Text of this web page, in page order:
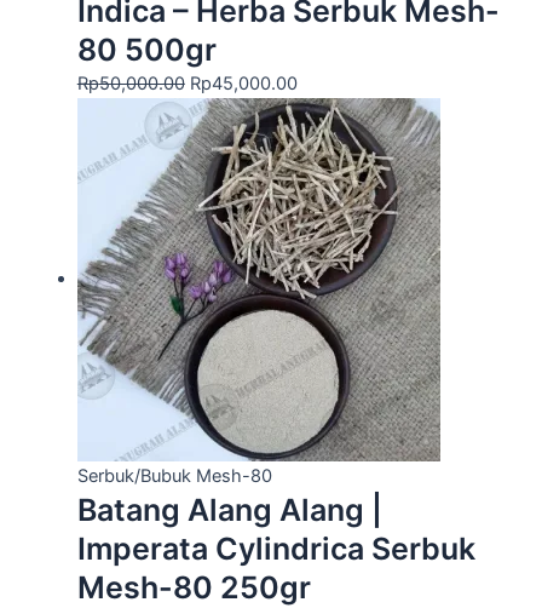
Indica – Herba Serbuk Mesh-
80 500gr
Rp50,000.00 Rp45,000.00
Serbuk/Bubuk Mesh-80
Batang Alang Alang |
Imperata Cylindrica Serbuk
Mesh-80 250gr